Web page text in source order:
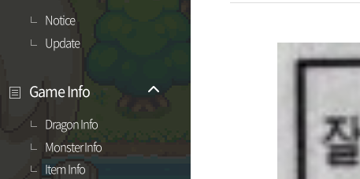
Notice
Update
Game Info
Dragon Info
Monster Info
Item Info